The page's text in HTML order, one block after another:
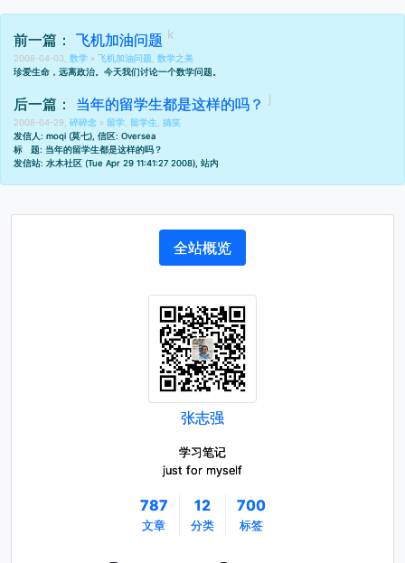
前一篇： 飞机加油问题
2008-04-03, 数学 » 飞机加油问题
数学之美
珍爱生命，远离政治。今天我们讨论一个数学问题。
后一篇： 当年的留学生都是这样的吗？
2008-04-29, 碎碎念 » 留学 留学生
搞笑
发信人: moqi (莫七), 信区: Oversea
标 题: 当年的留学生都是这样的吗？
发信站: 水木社区 (Tue Apr 29 11:41:27 2008), 站内
全站概览
张志强
学习笔记
just for myself
787
文章
12
分类
700
标签